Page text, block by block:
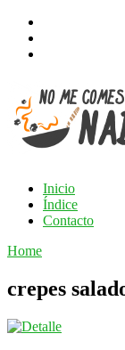
Inicio
Índice
Contacto
Home
crepes